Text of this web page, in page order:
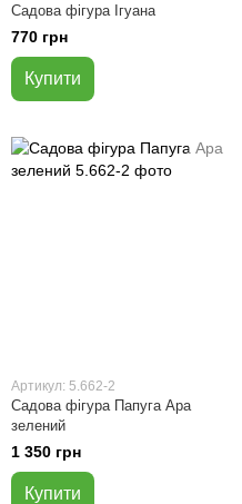
Садова фігура Ігуана
770 грн
Купити
Артикул: 5.662-2
Садова фігура Папуга Ара
зелений
1 350 грн
Купити